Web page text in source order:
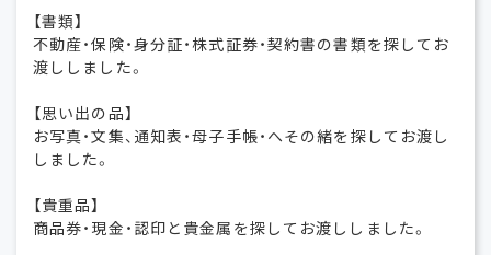
【書類】
不動産・保険・身分証・株式証券・契約書の書類を探してお
渡ししました。
【思い出の品】
お写真・文集、通知表・母子手帳・へその緒を探してお渡し
しました。
【貴重品】
商品券・現金・認印と貴金属を探してお渡ししました。